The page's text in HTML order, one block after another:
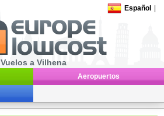
Español
Vuelos a Vilhena
Aeropuertos